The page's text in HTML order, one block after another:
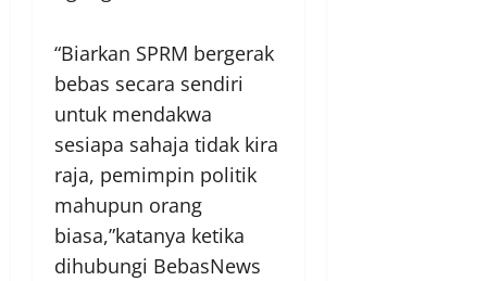
“Biarkan SPRM bergerak
bebas secara sendiri
untuk mendakwa
sesiapa sahaja tidak kira
raja, pemimpin politik
mahupun orang
biasa,”katanya ketika
dihubungi BebasNews